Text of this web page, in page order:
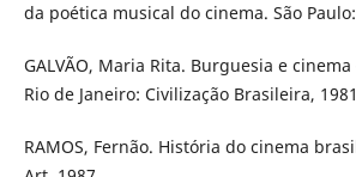
da poética musical do cinema. São
GALVÃO, Maria Rita. Burguesia e cinema
Rio de Janeiro: Civilização Brasileira,
RAMOS, Fernão. História do cinema